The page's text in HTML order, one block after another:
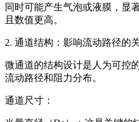
同时可能产生气泡或液膜，显
且数值更高。
2. 通道结构：影响流动路径的
微通道的结构设计是人为可控
流动路径和阻力分布。
通道尺寸：